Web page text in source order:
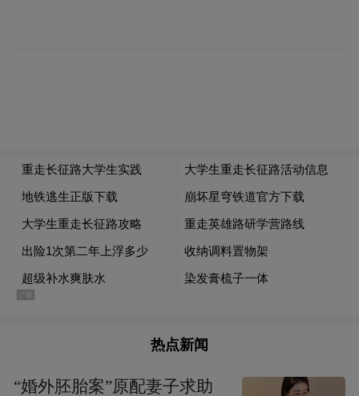
热点新闻
“婚外胚胎案”原配妻子求助